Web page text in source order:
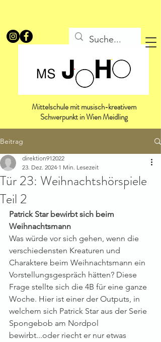
Mittelschule mit musisch-kreativem
Schwerpunkt in Wien Meidling
Beitrag
Tür 23: Weihnachtshörspiele
Teil 2
direktion912022
23. Dez. 2024 1 Min. Lesezeit
Patrick Star bewirbt sich beim
Weihnachtsmann
Was würde vor sich gehen, wenn die
verschiedensten Kreaturen und
Charaktere beim Weihnachtsmann ein
Vorstellungsgespräch hätten? Diese
Frage stellte sich die 4B für eine ganze
Woche. Hier ist einer der Outputs, in
welchem sich Patrick Star aus der Serie
Spongebob am Nordpol
bewirbt...oder riecht er nur etwas